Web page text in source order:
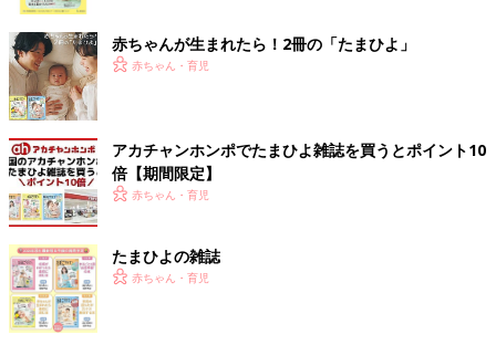
で長持ちするので重宝しています。食費の見直しの第一歩は、買
ってきたもの食べ切ることなので、保存袋は、我が家の必須アイ
テムです。
ポリ袋は、肉や魚などの冷凍に使っています。ラップに包まずそ
のまま入れるだけなので、楽ちんです。安価なので、ラップより
も我が家では活躍しています。
糸つきようじは、虫歯になりやすい私のオーラルケアの必需品で
になりやすかったので、歯医者さんに相談したところフロスをす
すめられたのが、糸つきようじを使い始めたのがきっかけです。
ドラッグストアの商品などいろいろ試した結果、ダイソーのボッ
クスに入ったタイプの糸つきようじがお気に入りです。家族で毎
赤ちゃんが生まれたら！2冊の「たまひよ」
赤ちゃん・育児
アカチャンホンポでたまひよ雑誌を買うとポイント10
倍【期間限定】
赤ちゃん・育児
たまひよの雑誌
赤ちゃん・育児